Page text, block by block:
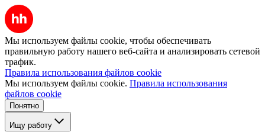
Мы используем файлы cookie, чтобы обеспечивать
правильную работу нашего веб-сайта и анализировать сетевой
трафик.
Правила использования файлов cookie
Мы используем файлы cookie. Правила использования
файлов cookie
Понятно
Ищу работу